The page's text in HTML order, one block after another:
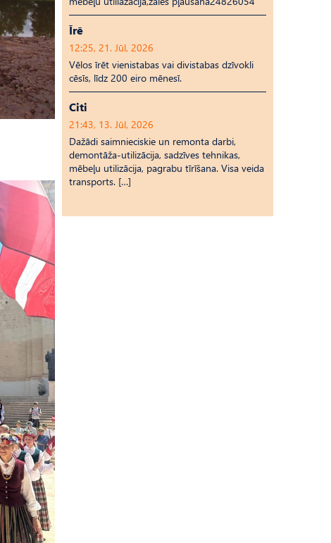
Īrē
12:25, 21. Jūl, 2026
Vēlos īrēt vienistabas vai divistabas dzīvokli
cēsīs, līdz 200 eiro mēnesī.
Citi
21:43, 13. Jūl, 2026
Dažādi saimnieciskie un remonta darbi,
demontāža-utilizācija, sadzīves tehnikas,
mēbeļu utilizācija, pagrabu tīrīšana. Visa veida
transports. […]